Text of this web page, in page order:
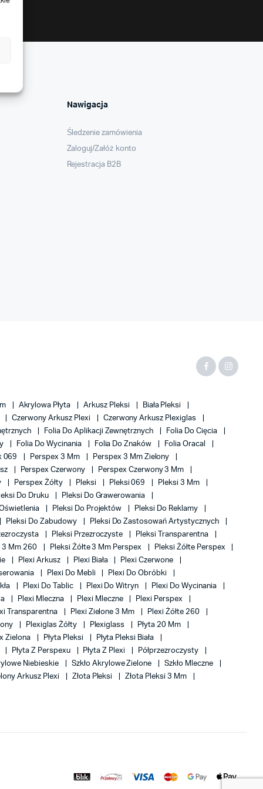
Nawigacja
Śledzenie zamówienia
Zaloguj/Załóż konto
Rejestracja B2B
Akrylowa Płyta Arkusz Pleksi
Biała Pleksi
Czerwony Arkusz Plexi
Czerwony Arkusz Plexiglas
Folia Do Aplikacji Zewnętrznych
Folia Do Cięcia
Folia Do Wycinania Folia Do Znaków
Folia Oracal
069
Perspex 3 Mm
Perspex 3 Mm Zielony
Perspex Czerwony
Perspex Czerwony 3 Mm
Perspex Żółty Pleksi Pleksi 069
Pleksi 3 Mm
Do Druku
Pleksi Do Grawerowania
Pleksi Do Projektów
Pleksi Do Reklamy
Pleksi Do Zabudowy
Pleksi Do Zastosowań Artystycznych
Pleksi Przezroczyste
Pleksi Transparentna
3 Mm 260
Pleksi Żółte 3 Mm Perspex
Pleksi Żółte Perspex
Plexi Arkusz Plexi Biała
Plexi Czerwone
Plexi Do Mebli
Plexi Do Obróbki
Plexi Do Tablic Plexi Do Witryn
Plexi Do Wycinania
Plexi Mleczna Plexi Mleczne
Plexi Perspex
Transparentna
Plexi Zielone 3 Mm
Plexi Żółte 260
Plexiglas Żółty Plexiglass
Płyta 20 Mm
Zielona
Płyta Pleksi
Płyta Pleksi Biała
Płyta Z Perspexu Płyta Z Plexi
Półprzezroczysty
Niebieskie
Szkło Akrylowe Zielone
Szkło Mleczne
Arkusz Plexi
Złota Pleksi Złota Pleksi 3 Mm